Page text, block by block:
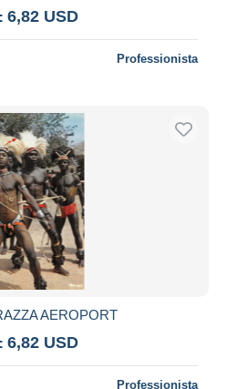
6,82 USD
Professionista
AEROPORT
6,82 USD
Professionista